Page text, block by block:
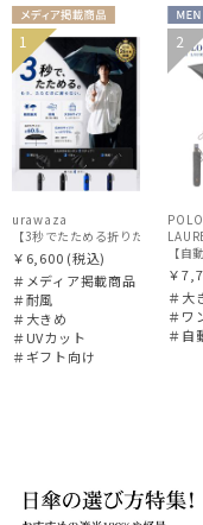
メディア掲
載商品
ギフト
向け
MEN
1
urawaza
【3秒でたためる折りたたみ雨
￥6,600 (税込)
＃メディア掲載商品
＃耐風
＃大きめ
＃UVカット
＃ギフト向け
2
【
￥
＃大
＃ワ
＃自